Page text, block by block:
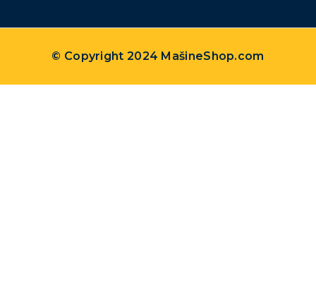
© Copyright 2024 MašineShop.com